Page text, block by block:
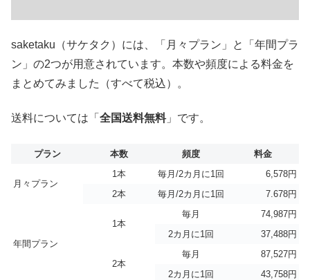
saketaku（サケタク）には、「月々プラン」と「年間プラ
ン」の2つが用意されています。本数や頻度による料金を
まとめてみました（すべて税込）。
送料については「 全国送料無料」です。
プラン 本数 頻度 料金
月々プラン
1本 毎月/2カ月に1回
6,578円
2本
毎月/2カ月に1回 7.678円
年間プラン
1本
毎月
74,987円
2カ月に1回
37,488円
2本
毎月
87,527円
2カ月に1回
43,758円